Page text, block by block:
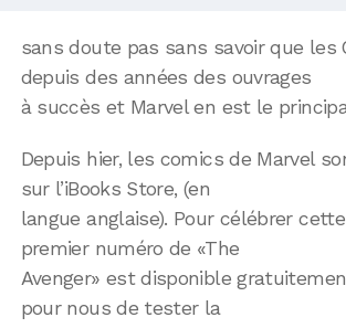
sans doute pas sans savoir que les
depuis des années des ouvrages
à succès et Marvel en est le
Depuis hier, les comics de Marvel
sur l’iBooks Store, (en
langue anglaise). Pour célébrer
premier numéro de «The
Avenger» est disponible
pour nous de tester la